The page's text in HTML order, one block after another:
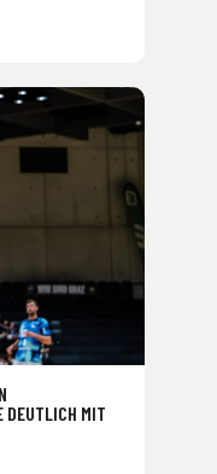
DEUTLICH MIT